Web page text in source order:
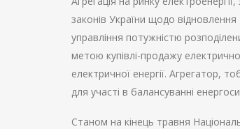
законів України щодо відновлення
управління потужністю
метою купівлі-продажу
електричної енергії. Агрегатор,
для участі в балансуванні
Станом на кінець травня